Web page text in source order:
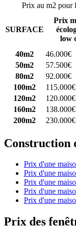
Prix au m2 pour
SURFACE
Prix
low
40m2
46.000€
50m2
57.500€
80m2
92.000€
100m2
115.000€
120m2
120.000€
160m2
138.000€
200m2
230.000€
Construction
Prix d'une
Prix d'une
Prix d'une
Prix d'une
Prix d'une
Prix des